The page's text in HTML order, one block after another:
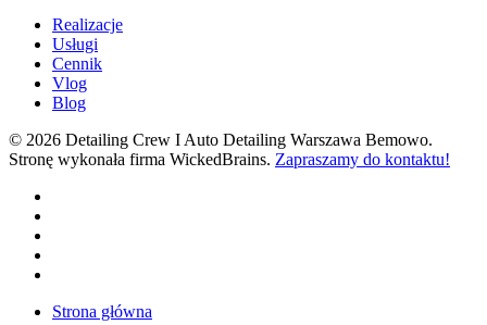
Realizacje
Usługi
Cennik
Vlog
Blog
© 2026 Detailing Crew I Auto Detailing Warszawa Bemowo.
Stronę wykonała firma WickedBrains. Zapraszamy do kontaktu!
Close
Strona główna